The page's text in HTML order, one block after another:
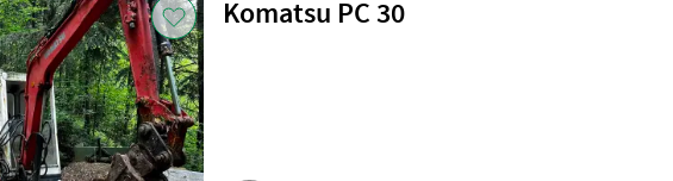
Komatsu PC 30